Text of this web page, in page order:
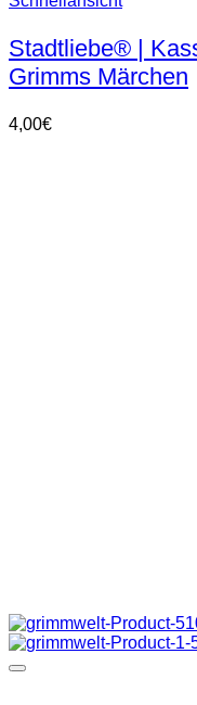
Stadtliebe® |
Grimms Märchen
4,00€